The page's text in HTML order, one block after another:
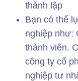
thành lập
Bạn có thể
nghiệp như:
thành viên.
công ty cổ
nghiệp tư